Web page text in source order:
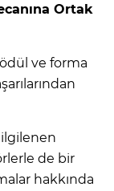
Ortak
ve forma
de bir
hakkında